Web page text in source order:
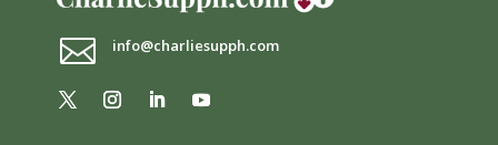
 info@charliesupph.com